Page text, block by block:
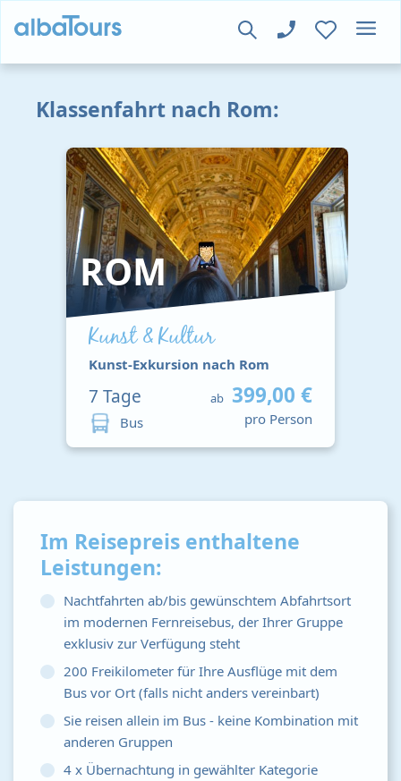
Klassenfahrt nach Rom:
ROM
Kunst & Kultur
Kunst-Exkursion nach Rom
7 Tage
Bus
ab 399,00 €
pro Person
Im Reisepreis enthaltene
Leistungen:
Nachtfahrten ab/bis gewünschtem Abfahrtsort
im modernen Fernreisebus, der Ihrer Gruppe
exklusiv zur Verfügung steht
200 Freikilometer für Ihre Ausflüge mit dem
Bus vor Ort (falls nicht anders vereinbart)
Sie reisen allein im Bus - keine Kombination mit
anderen Gruppen
4 x Übernachtung in gewählter Kategorie